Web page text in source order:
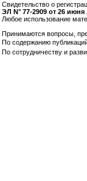
Свидетельство о
ЭЛ N° 77-2909 от 26 июня
Любое использование
Принимаются вопросы,
По содержанию
По сотрудничеству и